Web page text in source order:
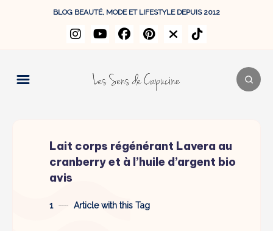
BLOG BEAUTÉ, MODE ET LIFESTYLE DEPUIS 2012
Lait corps régénérant Lavera au
cranberry et à l’huile d’argent bio
avis
1 Article with this Tag